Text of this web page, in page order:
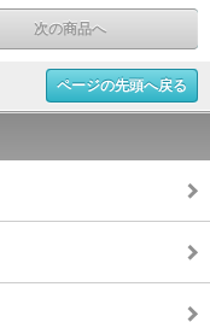
次の商品へ
ページの先頭へ戻る